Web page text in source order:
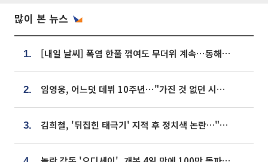
많이 본 뉴스
1. [내일 날씨] 폭염 한풀 꺾여도 무더위 계속⋯동해안 이틀 연속 비
2. 임영웅, 어느덧 데뷔 10주년⋯"가진 것 없던 시절, 내 앞엔 20명의 팬뿐"
3. 김희철, '뒤집힌 태극기' 지적 후 정치색 논란…"좌우 떠나 우리나라 국기"